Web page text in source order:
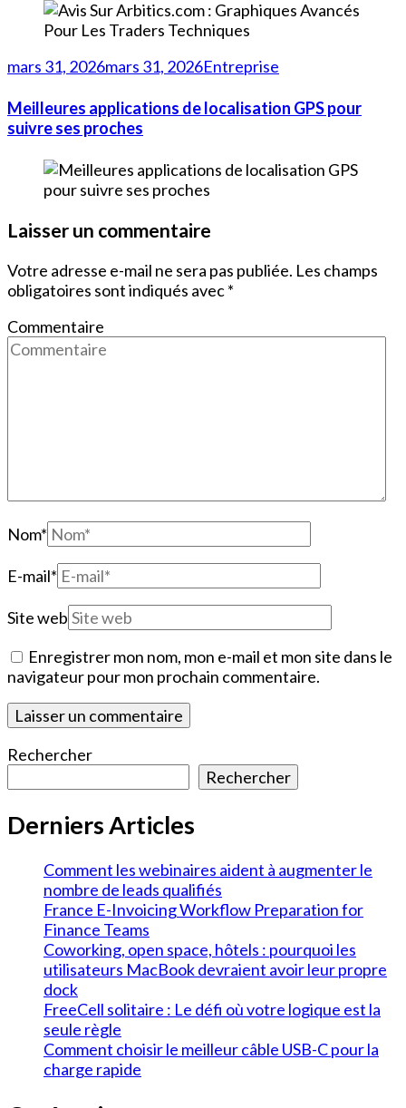
mars 31, 2026mars 31, 2026Entreprise
Meilleures applications de localisation GPS pour
suivre ses proches
Laisser un commentaire
Votre adresse e-mail ne sera pas publiée. Les champs
obligatoires sont indiqués avec*
Commentaire
Nom*
E-mail*
Site web
Enregistrer mon nom, mon e-mail et mon site dans le
navigateur pour mon prochain commentaire.
Rechercher
Rechercher
Derniers Articles
Comment les webinaires aident à augmenter le
nombre de leads qualifiés
France E-Invoicing Workflow Preparation for
Finance Teams
Coworking, open space, hôtels : pourquoi les
utilisateurs MacBook devraient avoir leur propre
dock
FreeCell solitaire : Le défi où votre logique est la
seule règle
Comment choisir le meilleur câble USB-C pour la
charge rapide